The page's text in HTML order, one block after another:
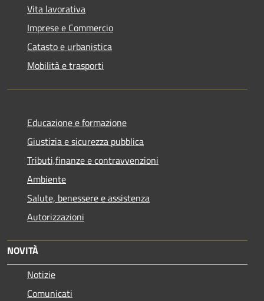
Vita lavorativa
Imprese e Commercio
Catasto e urbanistica
Mobilità e trasporti
Educazione e formazione
Giustizia e sicurezza pubblica
Tributi,finanze e contravvenzioni
Ambiente
Salute, benessere e assistenza
Autorizzazioni
NOVITÀ
Notizie
Comunicati